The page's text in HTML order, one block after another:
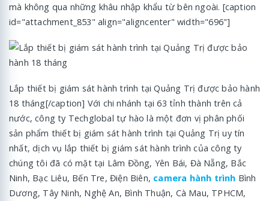
mà không qua những khâu nhập khẩu từ bên ngoài. [caption
id="attachment_853" align="aligncenter" width="696"]
Lắp thiết bị giám sát hành trình tại Quảng Trị được bảo hành
18 tháng[/caption] Với chi nhánh tại 63 tỉnh thành trên cả
nước, công ty Techglobal tự hào là một đơn vị phân phối
sản phẩm thiết bị giám sát hành trình tại Quảng Trị uy tín
nhất, dịch vụ lắp thiết bị giám sát hành trình của công ty
chúng tôi đã có mặt tại Lâm Đồng, Yên Bái, Đà Nẵng, Bắc
Ninh, Bạc Liêu, Bến Tre, Điện Biên, camera hành trình Bình
Dương, Tây Ninh, Nghệ An, Bình Thuận, Cà Mau, TPHCM,